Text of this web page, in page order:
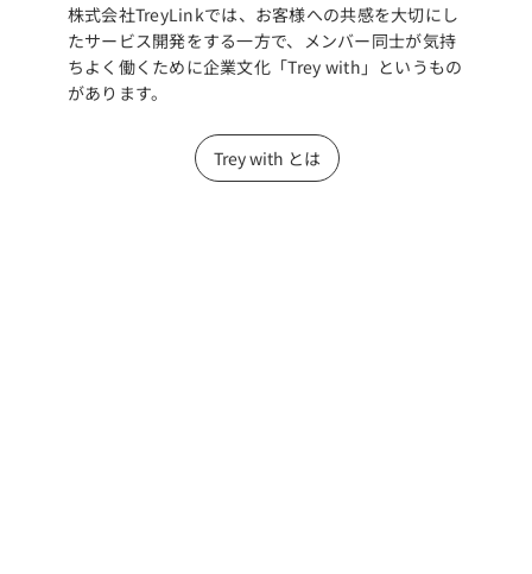
株式会社TreyLinkでは、お客様への共感を大切にし
たサービス開発をする一方で、メンバー同士が気持
ちよく働くために企業文化「Trey with」というもの
があります。
Trey with とは